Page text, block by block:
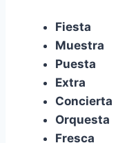
Fiesta
Muestra
Puesta
Extra
Concierta
Orquesta
Fresca